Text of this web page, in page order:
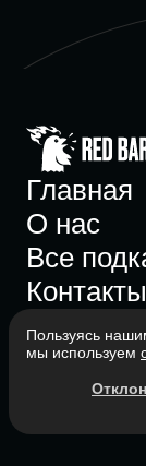
Главная
О нас
Все
Контакты
Состоит в
Пользуясь
мы используем